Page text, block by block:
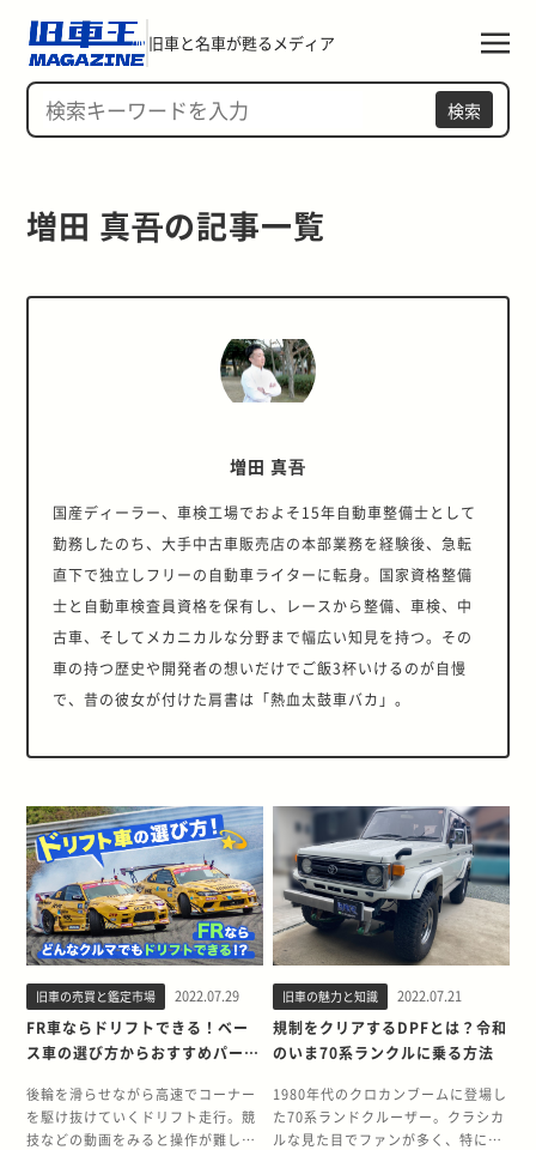
旧車と名車が甦るメディア
検索
増田 真吾の記事一覧
増田 真吾
国産ディーラー、車検工場でおよそ15年自動車整備士として
勤務したのち、大手中古車販売店の本部業務を経験後、急転
直下で独立しフリーの自動車ライターに転身。国家資格整備
士と自動車検査員資格を保有し、レースから整備、車検、中
古車、そしてメカニカルな分野まで幅広い知見を持つ。その
車の持つ歴史や開発者の想いだけでご飯3杯いけるのが自慢
で、昔の彼女が付けた肩書は「熱血太鼓車バカ」。
旧車の売買と鑑定市場 2022.07.29
FR車ならドリフトできる！ベー
ス車の選び方からおすすめパーツ
後輪を滑らせながら高速でコーナー
を駆け抜けていくドリフト走行。競
技などの動画をみると操作が難しそ
旧車の魅力と知識 2022.07.21
規制をクリアするDPFとは？令和
のいま70系ランクルに乗る方法
1980年代のクロカンブームに登場し
た70系ランドクルーザー。クラシカ
ルな見た目でファンが多く、特にデ